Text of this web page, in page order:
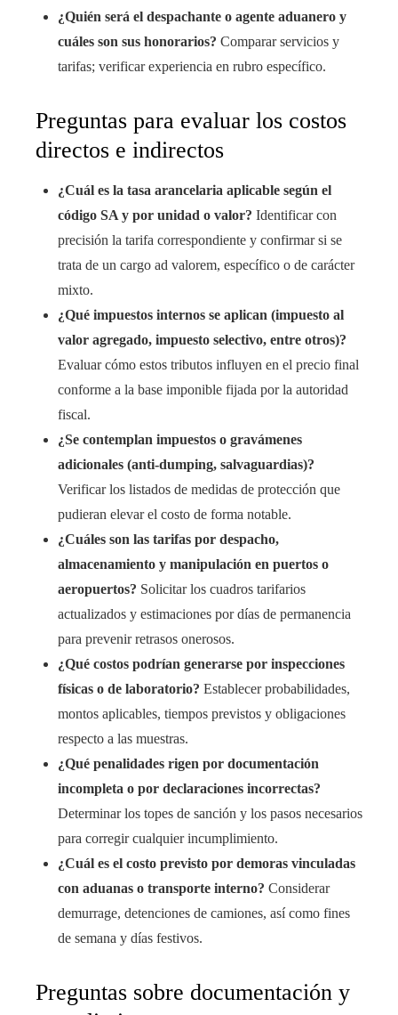
¿Quién será el despachante o agente aduanero y
cuáles son sus honorarios? Comparar servicios y
tarifas; verificar experiencia en rubro específico.
Preguntas para evaluar los costos
directos e indirectos
¿Cuál es la tasa arancelaria aplicable según el
código SA y por unidad o valor? Identificar con
precisión la tarifa correspondiente y confirmar si se
trata de un cargo ad valorem, específico o de carácter
mixto.
¿Qué impuestos internos se aplican (impuesto al
valor agregado, impuesto selectivo, entre otros)?
Evaluar cómo estos tributos influyen en el precio final
conforme a la base imponible fijada por la autoridad
fiscal.
¿Se contemplan impuestos o gravámenes
adicionales (anti-dumping, salvaguardias)?
Verificar los listados de medidas de protección que
pudieran elevar el costo de forma notable.
¿Cuáles son las tarifas por despacho,
almacenamiento y manipulación en puertos o
aeropuertos? Solicitar los cuadros tarifarios
actualizados y estimaciones por días de permanencia
para prevenir retrasos onerosos.
¿Qué costos podrían generarse por inspecciones
físicas o de laboratorio? Establecer probabilidades,
montos aplicables, tiempos previstos y obligaciones
respecto a las muestras.
¿Qué penalidades rigen por documentación
incompleta o por declaraciones incorrectas?
Determinar los topes de sanción y los pasos necesarios
para corregir cualquier incumplimiento.
¿Cuál es el costo previsto por demoras vinculadas
con aduanas o transporte interno? Considerar
demurrage, detenciones de camiones, así como fines
de semana y días festivos.
Preguntas sobre documentación y